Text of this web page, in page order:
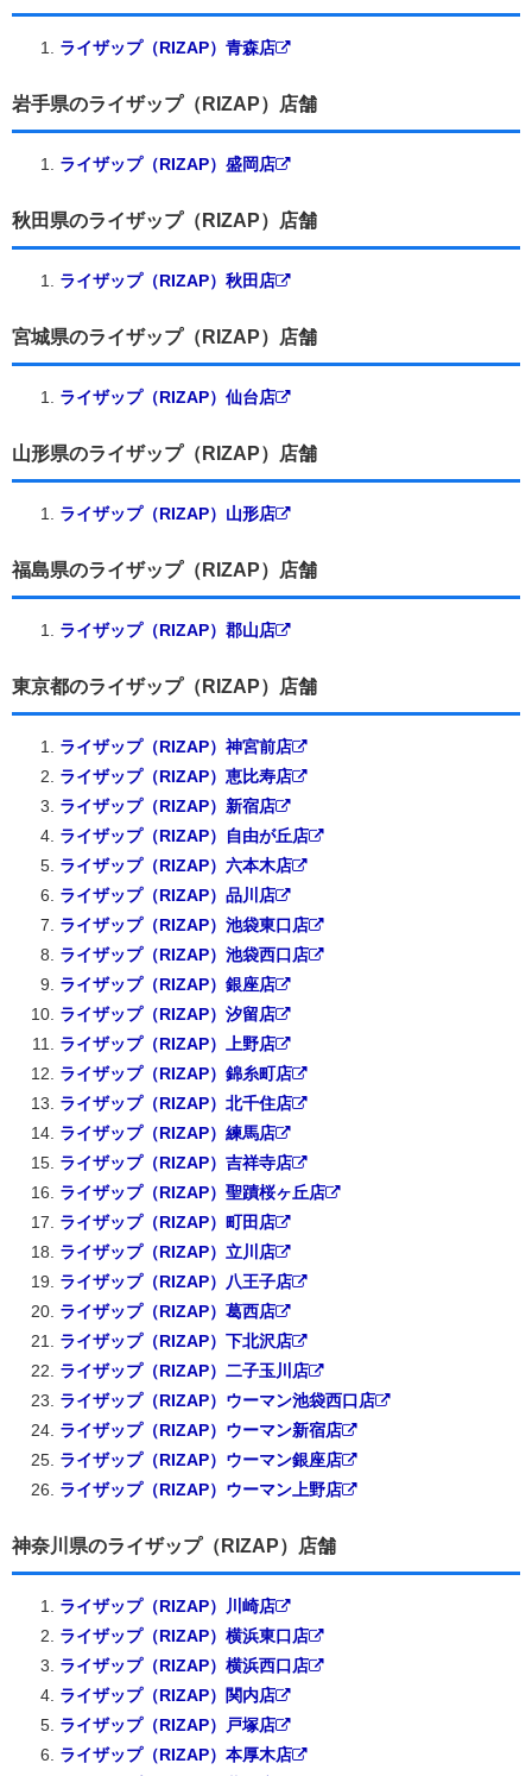
ライザップ（RIZAP）青森店
岩手県のライザップ（RIZAP）店舗
ライザップ（RIZAP）盛岡店
秋田県のライザップ（RIZAP）店舗
ライザップ（RIZAP）秋田店
宮城県のライザップ（RIZAP）店舗
ライザップ（RIZAP）仙台店
山形県のライザップ（RIZAP）店舗
ライザップ（RIZAP）山形店
福島県のライザップ（RIZAP）店舗
ライザップ（RIZAP）郡山店
東京都のライザップ（RIZAP）店舗
ライザップ（RIZAP）神宮前店
ライザップ（RIZAP）恵比寿店
ライザップ（RIZAP）新宿店
ライザップ（RIZAP）自由が丘店
ライザップ（RIZAP）六本木店
ライザップ（RIZAP）品川店
ライザップ（RIZAP）池袋東口店
ライザップ（RIZAP）池袋西口店
ライザップ（RIZAP）銀座店
ライザップ（RIZAP）汐留店
ライザップ（RIZAP）上野店
ライザップ（RIZAP）錦糸町店
ライザップ（RIZAP）北千住店
ライザップ（RIZAP）練馬店
ライザップ（RIZAP）吉祥寺店
ライザップ（RIZAP）聖蹟桜ヶ丘店
ライザップ（RIZAP）町田店
ライザップ（RIZAP）立川店
ライザップ（RIZAP）八王子店
ライザップ（RIZAP）葛西店
ライザップ（RIZAP）下北沢店
ライザップ（RIZAP）二子玉川店
ライザップ（RIZAP）ウーマン池袋西口店
ライザップ（RIZAP）ウーマン新宿店
ライザップ（RIZAP）ウーマン銀座店
ライザップ（RIZAP）ウーマン上野店
神奈川県のライザップ（RIZAP）店舗
ライザップ（RIZAP）川崎店
ライザップ（RIZAP）横浜東口店
ライザップ（RIZAP）横浜西口店
ライザップ（RIZAP）関内店
ライザップ（RIZAP）戸塚店
ライザップ（RIZAP）本厚木店